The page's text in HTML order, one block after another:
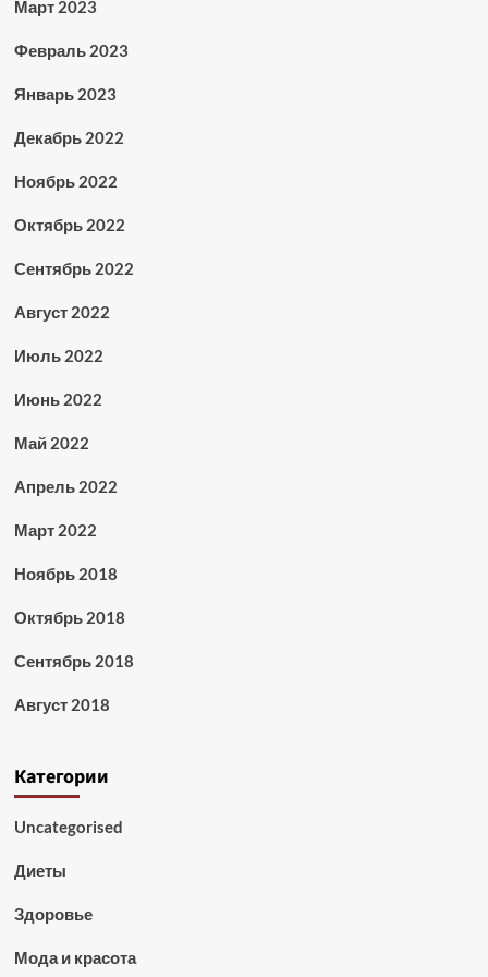
Март 2023
Февраль 2023
Январь 2023
Декабрь 2022
Ноябрь 2022
Октябрь 2022
Сентябрь 2022
Август 2022
Июль 2022
Июнь 2022
Май 2022
Апрель 2022
Март 2022
Ноябрь 2018
Октябрь 2018
Сентябрь 2018
Август 2018
Категории
Uncategorised
Диеты
Здоровье
Мода и красота